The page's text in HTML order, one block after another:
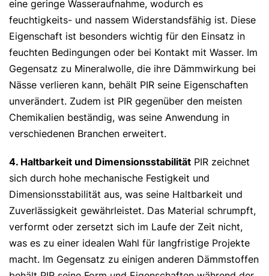
eine geringe Wasseraufnahme, wodurch es
feuchtigkeits- und nassem Widerstandsfähig ist. Diese
Eigenschaft ist besonders wichtig für den Einsatz in
feuchten Bedingungen oder bei Kontakt mit Wasser. Im
Gegensatz zu Mineralwolle, die ihre Dämmwirkung bei
Nässe verlieren kann, behält PIR seine Eigenschaften
unverändert. Zudem ist PIR gegenüber den meisten
Chemikalien beständig, was seine Anwendung in
verschiedenen Branchen erweitert.
4. Haltbarkeit und Dimensionsstabilität PIR zeichnet
sich durch hohe mechanische Festigkeit und
Dimensionsstabilität aus, was seine Haltbarkeit und
Zuverlässigkeit gewährleistet. Das Material schrumpft,
verformt oder zersetzt sich im Laufe der Zeit nicht,
was es zu einer idealen Wahl für langfristige Projekte
macht. Im Gegensatz zu einigen anderen Dämmstoffen